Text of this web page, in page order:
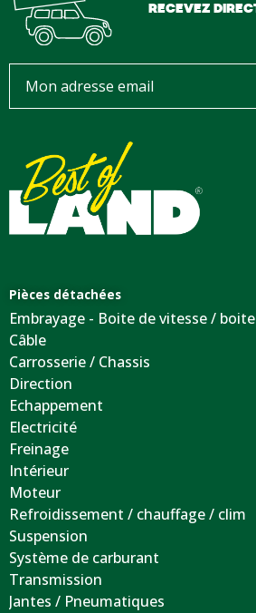
RECEVEZ
Pièces détachées
Embrayage - Boite de vitesse /
Câble
Carrosserie / Chassis
Direction
Echappement
Electricité
Freinage
Intérieur
Moteur
Refroidissement / chauffage / clim
Suspension
Système de carburant
Transmission
Jantes / Pneumatiques